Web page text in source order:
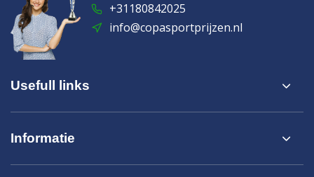
+31180842025
info@copasportprijzen.nl
Usefull links
Informatie